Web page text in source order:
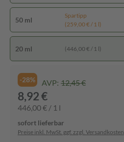
50 ml
Spartipp
(259,00 € / 1 l)
20 ml (446,00 € / 1 l)
-28% AVP: 12,45 €
8,92 €
446,00 € / 1 l
sofort lieferbar
Preise inkl. MwSt. ggf. zzgl. Versandkosten